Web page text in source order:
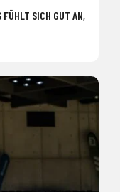
SICH GUT AN,